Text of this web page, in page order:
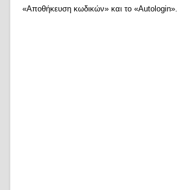
«Αποθήκευση κωδικών» και το «Autologin».